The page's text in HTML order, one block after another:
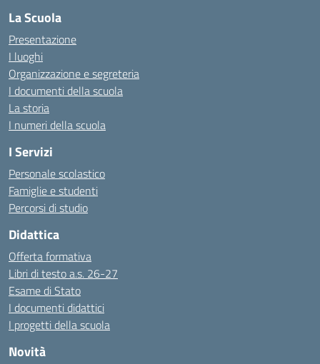
La Scuola
Presentazione
I luoghi
Organizzazione e segreteria
I documenti della scuola
La storia
I numeri della scuola
I Servizi
Personale scolastico
Famiglie e studenti
Percorsi di studio
Didattica
Offerta formativa
Libri di testo a.s. 26-27
Esame di Stato
I documenti didattici
I progetti della scuola
Novità